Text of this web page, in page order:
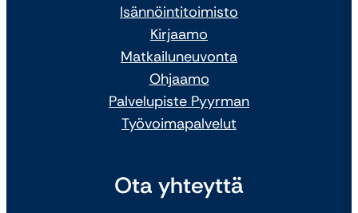
Isännöintitoimisto
Kirjaamo
Matkailuneuvonta
Ohjaamo
Palvelupiste Pyyrman
Työvoimapalvelut
Ota yhteyttä